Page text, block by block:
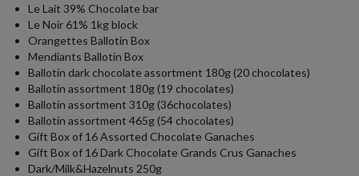
Le Lait 39% Chocolate bar
Le Noir 61% 1kg block
Orangettes Ballotin Box
Mendiants Ballotin Box
Ballotin dark chocolate assortment 180g (20 chocolates)
Ballotin assortment 180g (19 chocolates)
Ballotin assortment 310g (36chocolates)
Ballotin assortment 465g (54 chocolates)
Gift Box of 16 Assorted Chocolate Ganaches
Gift Box of 16 Dark Chocolate Grands Crus Ganaches
Dark/Milk&Hazelnuts 250g